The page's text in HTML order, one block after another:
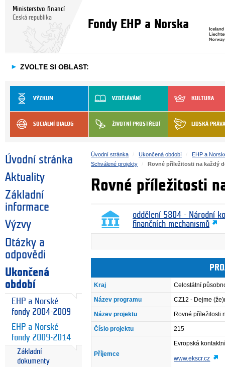
Ministerstvo financí
Česká republika
Fondy EHP a Norska
► ZVOLTE SI OBLAST:
VÝZKUM VZDĚLÁVÁNÍ KULTURA
SOCIÁLNÍ DIALOG ŽIVOTNÍ PROSTŘEDÍ LIDSKÁ PRÁVA
Úvodní stránka
Aktuality
Základní
informace
Výzvy
Otázky a
odpovědi
Ukončená
období
EHP a Norské
fondy 2004-2009
EHP a Norské
fondy 2009-2014
Základní
dokumenty
Úvodní stránka Ukončená období
EHP a
Schválené projekty
Rovné příležitosti na každý
Rovné příležitosti
oddělení 5804 - Národní
finančních mechanismů
Kraj Celostátní
Název programu CZ12 - Dejme
Název projektu Rovné příležitosti
Číslo projektu 215
Příjemce
Evropská
www.ekscr.cz